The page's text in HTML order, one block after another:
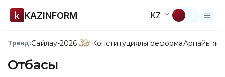
KAZINFORM KZ
Тренд:Сайлау-2026 Конституциялық реформаАрнайы
Отбасы